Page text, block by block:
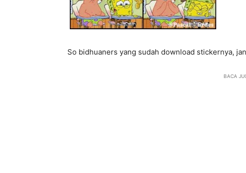
So bidhuaners yang sudah download stickernya,
BACA